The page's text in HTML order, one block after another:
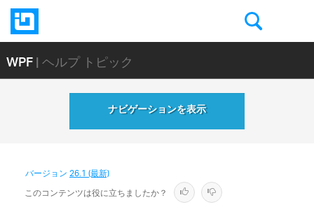
WPF| ヘルプ トピック
ナビゲーションを表示
バージョン26.1 (最新)
このコンテンツは役に立ちましたか？